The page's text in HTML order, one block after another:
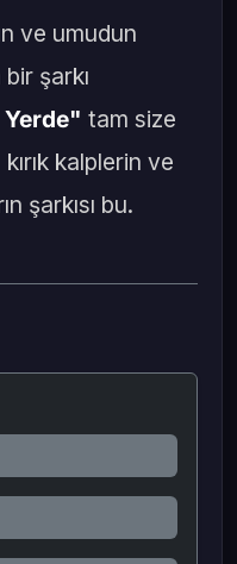
ve umudun
şarkı
tam size
kalplerin ve
şarkısı bu.